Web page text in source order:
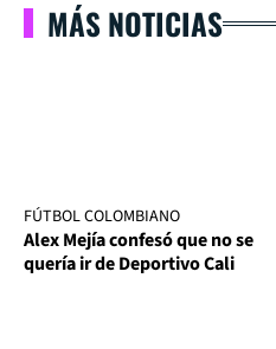
MÁS NOTICIAS
FÚTBOL COLOMBIANO
Alex Mejía confesó que no se
quería ir de Deportivo Cali